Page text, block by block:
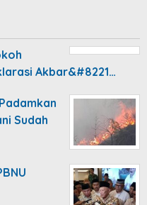
Akbar&#8221…
Sudah